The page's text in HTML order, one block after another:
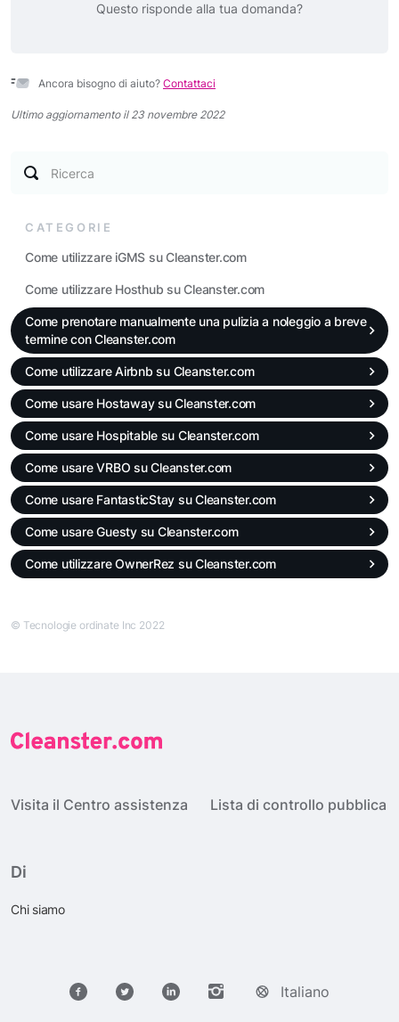
Ricerca
CATEGORIE
Come utilizzare iGMS su Cleanster.com
Come utilizzare Hosthub su Cleanster.com
Come prenotare manualmente una pulizia a noleggio a breve
termine con Cleanster.com
Come utilizzare Airbnb su Cleanster.com
Come usare Hostaway su Cleanster.com
Come usare Hospitable su Cleanster.com
Come usare VRBO su Cleanster.com
Come usare FantasticStay su Cleanster.com
Come usare Guesty su Cleanster.com
Come utilizzare OwnerRez su Cleanster.com
Questo risponde alla tua domanda?
Ancora bisogno di aiuto? Contattaci
Ultimo aggiornamento il 23 novembre 2022
© Tecnologie ordinate Inc 2022
Visita il Centro assistenza Lista di controllo pubblica
Di
Chi siamo
Italiano